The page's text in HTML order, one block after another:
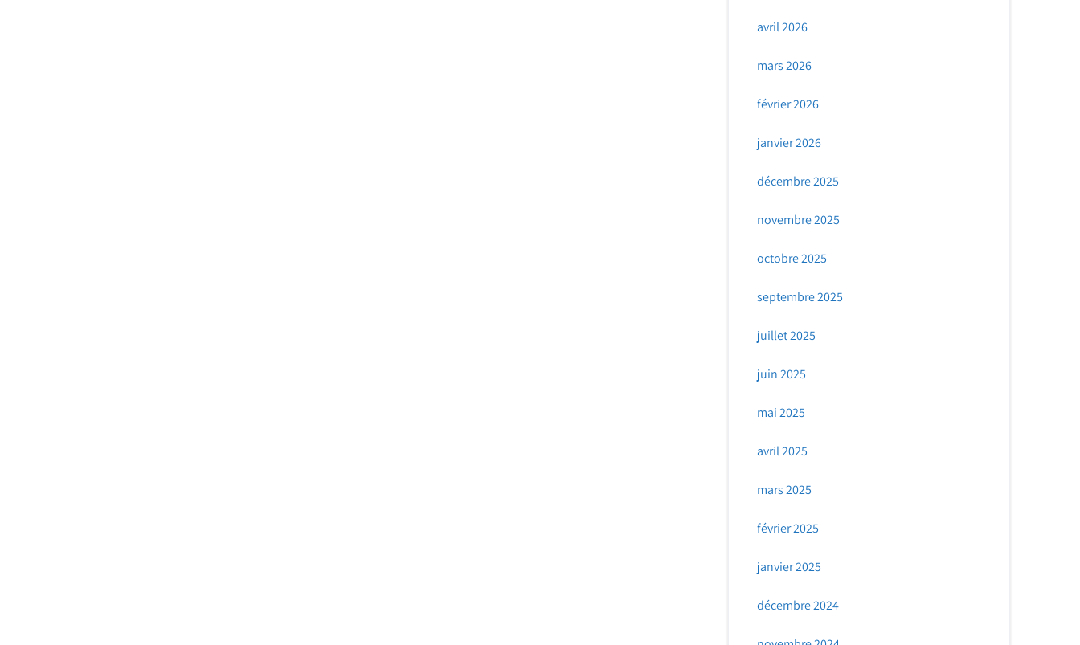
avril 2026
mars 2026
février 2026
janvier 2026
décembre 2025
novembre 2025
octobre 2025
septembre 2025
juillet 2025
juin 2025
mai 2025
avril 2025
mars 2025
février 2025
janvier 2025
décembre 2024